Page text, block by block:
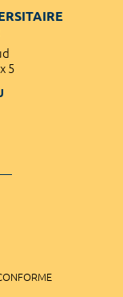
5